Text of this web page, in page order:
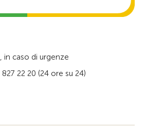
in caso di urgenze
22 20 (24 ore su 24)